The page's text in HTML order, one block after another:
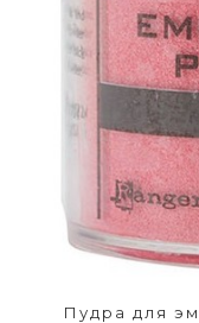
Пудра для